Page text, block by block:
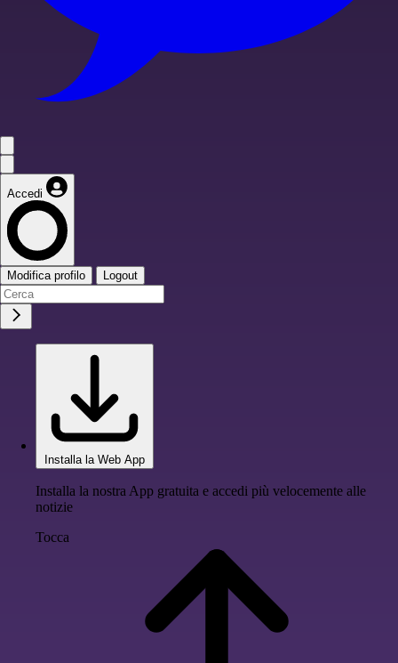
Accedi
Modifica profilo Logout
Installa la Web App
Installa la nostra App gratuita e accedi più velocemente alle
notizie
Tocca